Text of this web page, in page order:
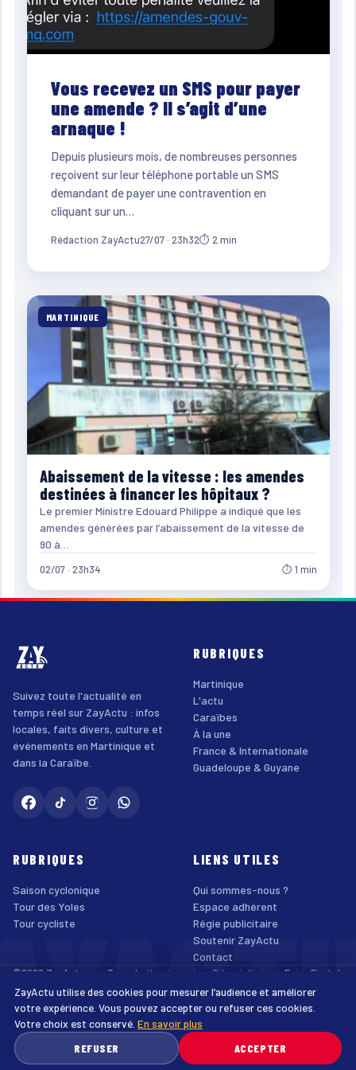
Vous recevez un SMS pour payer
une amende ? Il s’agit d’une
arnaque !
Depuis plusieurs mois, de nombreuses personnes
reçoivent sur leur téléphone portable un SMS
demandant de payer une contravention en
cliquant sur un…
Rédaction ZayActu27/07 · 23h32⏱ 2 min
MARTINIQUE
Abaissement de la vitesse : les amendes
destinées à financer les hôpitaux ?
Le premier Ministre Edouard Philippe a indiqué que les
amendes générées par l’abaissement de la vitesse de
90 à…
02/07 · 23h34 ⏱ 1 min
Suivez toute l'actualité en
temps réel sur ZayActu : infos
locales, faits divers, culture et
événements en Martinique et
dans la Caraïbe.
RUBRIQUES
Martinique
L'actu
Caraïbes
À la une
France & Internationale
Guadeloupe & Guyane
RUBRIQUES
Saison cyclonique
Tour des Yoles
Tour cycliste
LIENS UTILES
Qui sommes-nous ?
Espace adhérent
Régie publicitaire
Soutenir ZayActu
Contact
©2026 ZayActu.org. Tous droits réservés. · Site réalisé par Enjoy Digital
Agency
Mentions légales
Confidentialité Cookies Accessibilité
ZayActu utilise des cookies pour mesurer l’audience et améliorer
votre expérience. Vous pouvez accepter ou refuser ces cookies.
Votre choix est conservé. En savoir plus
REFUSER
ACCEPTER